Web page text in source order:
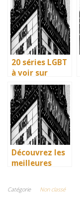
révolutionné la
mode en temps
de guerre
20 séries LGBT
à voir sur
Netflix : quand
science-fiction
et diversité
font des
étincelles
Découvrez les
meilleures
vos séries
Catégorie Non classé